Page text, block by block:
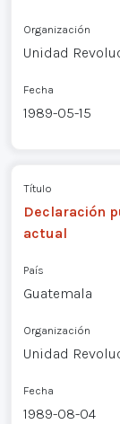
Organización
Unidad
Fecha
1989-05-15
Título
Declaración
actual
País
Guatemala
Organización
Unidad
Fecha
1989-08-04